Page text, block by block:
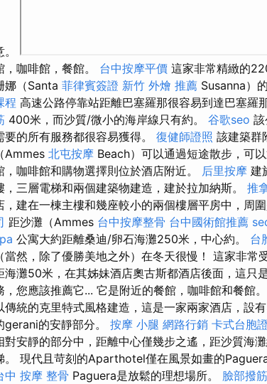
。
，咖啡館，餐館。 台中按摩平價 這家非常精緻的
娜（Santa 菲律賓簽證 新竹 外燴 推薦 Susanna）
程 高速公路停靠站距離巴塞羅那很容易到達巴塞羅
400米，而沙質/微小的海岸線只有約。 谷歌seo
要的所有服務都很容易獲得。 復健師證照 該建築群
（Ammes 北屯按摩 Beach）可以通過短途散步，可
，咖啡館和購物選擇則位於酒店附近。 后里按摩 建
，三層電梯和兩個建築物建造，建於拉加納斯。 推
，建在一棟主樓和幾座較小的兩個樓層平房中，周
距沙灘（Ammes 台中按摩整骨 台中國術館推薦
公寓大約距離桑迪/卵石海灘250米，中心約。 台
（當然，除了優勝美地之外）在冬天很慢！ 這家非
海灘50米，在其姊妹酒店奧古斯都酒店後面，這只
，您應該推薦它... 它是附近的餐館，咖啡館和餐館。
傳統的克里特式風格建造，這是一家兩家酒店，設
gerani的安靜部分。 按摩 小腿 網路行銷 卡式台胞證
對安靜的部分中，距離中心僅幾步之遙，距沙質海
。 現代且苛刻的Aparthotel僅在風景如畫的
中 按摩 整骨 Paguera是放鬆的理想場所。 臉部撥筋